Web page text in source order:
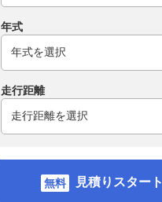
年式
走行距離
見積りスタート